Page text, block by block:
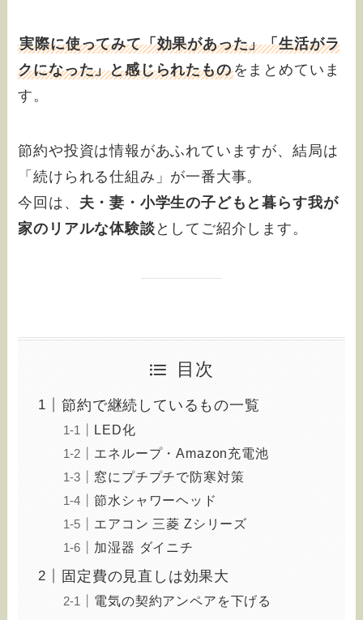
実際に使ってみて「効果があった」「生活がラ
クになった」と感じられたものをまとめていま
す。
節約や投資は情報があふれていますが、結局は
「続けられる仕組み」が一番大事。
今回は、 夫・妻・小学生の子どもと暮らす我が
家のリアルな体験談 としてご紹介します。
目次
節約で継続しているもの一覧
LED化
エネループ・Amazon充電池
窓にプチプチで防寒対策
節水シャワーヘッド
エアコン 三菱 Zシリーズ
加湿器 ダイニチ
固定費の見直しは効果大
電気の契約アンペアを下げる